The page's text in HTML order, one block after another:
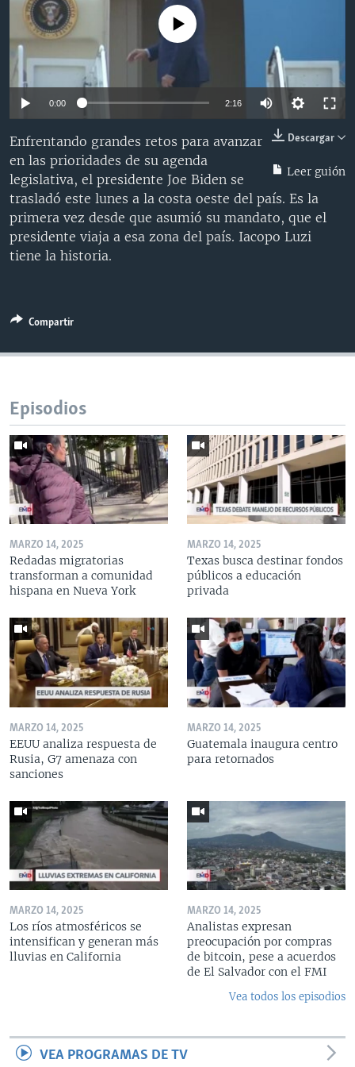
VENEZUELA
BRASIL
NICARAGUA
ECONOMÍA
ENTRETENIMIENTO Y CULTURA
TECNOLOGÍA
DEPORTES
MULTIMEDIA
VIDEOS
FOTOGRAFÍA
AUDIOS
PROGRAMAS TV
EL MUNDO AL DÍA
FORO INTERAMERICANO
LAS CLAVES
PANORAMA
RADIO
AVANCE INFORMATIVO
BUENOS DÍAS AMÉRICA
ESTADOS UNIDOS AL DÍA
EL MUNDO AL DÍA [RADIO]
FORO [RADIO]
ENTRETENIMIENTO
DIRECT
Learning English
SÍGANOS
No media source currently available
0:00 2:16
Descargar
Leer guión
Enfrentando grandes retos para avanzar
en las prioridades de su agenda
legislativa, el presidente Joe Biden se
trasladó este lunes a la costa oeste del país. Es la
primera vez desde que asumió su mandato, que el
presidente viaja a esa zona del país. Iacopo Luzi
tiene la historia.
Compartir
Episodios
MARZO 14, 2025
Redadas migratorias
transforman a comunidad
hispana en Nueva York
MARZO 14, 2025
Texas busca destinar fondos
públicos a educación
privada
MARZO 14, 2025
EEUU analiza respuesta de
Rusia, G7 amenaza con
sanciones
MARZO 14, 2025
Guatemala inaugura centro
para retornados
MARZO 14, 2025
Los ríos atmosféricos se
intensifican y generan más
lluvias en California
MARZO 14, 2025
Analistas expresan
preocupación por compras
de bitcoin, pese a acuerdos
de El Salvador con el FMI
Vea todos los episodios
VEA PROGRAMAS DE TV